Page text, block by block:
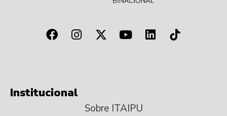
Institucional
Sobre ITAIPU